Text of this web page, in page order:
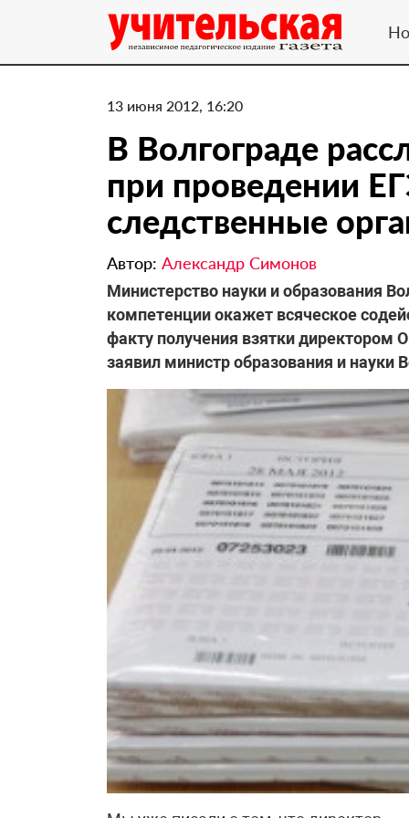
13 июня 2012, 16:20
В Волгограде
при проведении
следственные
Автор: Александр Симонов
Министерство науки и образования
компетенции окажет всяческое
факту получения взятки
заявил министр образования и науки